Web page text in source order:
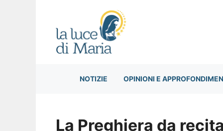
NOTIZIE OPINIONI E
La Preghiera da